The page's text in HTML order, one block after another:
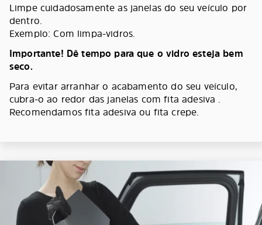
Limpe cuidadosamente as janelas do seu veículo por
dentro.
Exemplo: Com limpa-vidros.
Importante! Dê tempo para que o vidro esteja bem
seco.
Para evitar arranhar o acabamento do seu veículo,
cubra-o ao redor das janelas com fita adesiva .
Recomendamos fita adesiva ou fita crepe.